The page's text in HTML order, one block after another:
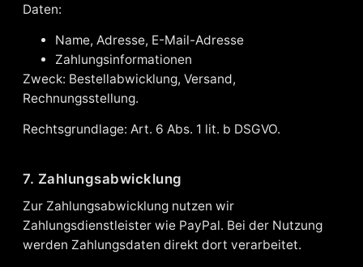
Daten:
Name, Adresse, E-Mail-Adresse
Zahlungsinformationen
Zweck: Bestellabwicklung, Versand,
Rechnungsstellung.
Rechtsgrundlage: Art. 6 Abs. 1 lit. b DSGVO.
7. Zahlungsabwicklung
Zur Zahlungsabwicklung nutzen wir
Zahlungsdienstleister wie PayPal. Bei der Nutzung
werden Zahlungsdaten direkt dort verarbeitet.